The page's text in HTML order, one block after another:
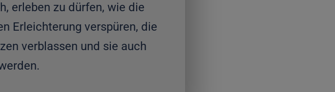
erleben zu dürfen, wie die
Erleichterung verspüren, die
verblassen und sie auch